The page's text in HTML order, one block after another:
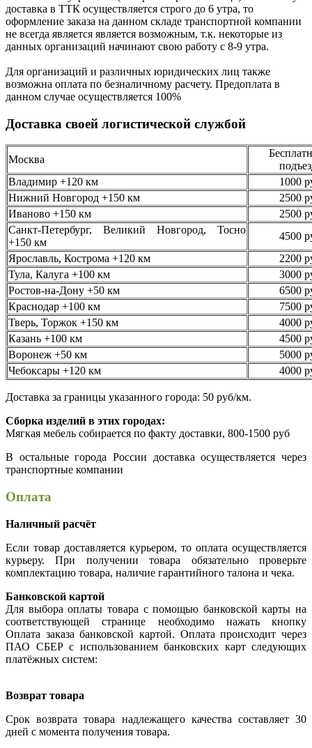
доставка в ТТК осуществляется строго до 6 утра, то
оформление заказа на данном складе транспортной компании
не всегда является является возможным, т.к. некоторые из
данных организаций начинают свою работу с 8-9 утра.
Для организаций и различных юридических лиц также
возможна оплата по безналичному расчету. Предоплата в
данном случае осуществляется 100%
Доставка своей логистической службой
Москва
Владимир +120 км
1000
Нижний Новгород +150 км
2500
Иваново +150 км
2500
Санкт-Петербург, Великий Новгород, Тосно
+150 км
4500
Ярославль, Кострома +120 км
2200
Тула, Калуга +100 км
3000
Ростов-на-Дону +50 км
6500
Краснодар +100 км
7500
Тверь, Торжок +150 км
4000
Казань +100 км
4500
Воронеж +50 км
5000
Чебоксары +120 км
4000
Доставка за границы указанного города: 50 руб/км.
Сборка изделий в этих городах:
Мягкая мебель собирается по факту доставки, 800-1500 руб
В остальные города России доставка осуществляется через
транспортные компании
Оплата
Наличный расчёт
Если товар доставляется курьером, то оплата осуществляется
курьеру. При получении товара обязательно проверьте
комплектацию товара, наличие гарантийного талона и чека.
Банковской картой
Для выбора оплаты товара с помощью банковской карты на
соответствующей странице необходимо нажать кнопку
Оплата заказа банковской картой. Оплата происходит через
ПАО СБЕР с использованием банковских карт следующих
платёжных систем:
Возврат товара
Срок возврата товара надлежащего качества составляет 30
дней с момента получения товара.